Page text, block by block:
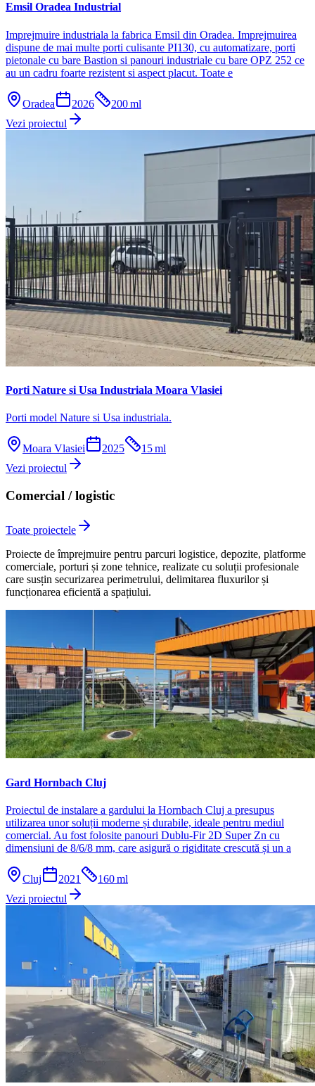
Emsil Oradea Industrial
Imprejmuire industriala la fabrica Emsil din Oradea. Imprejmuirea
dispune de mai multe porti culisante PI130, cu automatizare, porti
pietonale cu bare Bastion si panouri industriale cu bare OPZ 252 ce
au un cadru foarte rezistent si aspect placut. Toate e
Oradea 2026 200ml
Vezi proiectul
Porti Nature si Usa Industriala Moara Vlasiei
Porti model Nature si Usa industriala.
Moara Vlasiei 2025 15ml
Vezi proiectul
Comercial / logistic
Toate proiectele
Proiecte de împrejmuire pentru parcuri logistice, depozite, platforme
comerciale, porturi și zone tehnice, realizate cu soluții profesionale
care susțin securizarea perimetrului, delimitarea fluxurilor și
funcționarea eficientă a spațiului.
Gard Hornbach Cluj
Proiectul de instalare a gardului la Hornbach Cluj a presupus
utilizarea unor soluții moderne și durabile, ideale pentru mediul
comercial. Au fost folosite panouri Dublu-Fir 2D Super Zn cu
dimensiuni de 8/6/8 mm, care asigură o rigiditate crescută și un a
Cluj 2021 160ml
Vezi proiectul